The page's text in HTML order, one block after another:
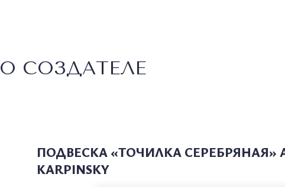
О СОЗДАТЕЛЕ
ПОДВЕСКА «ТОЧИЛКА СЕРЕБРЯНАЯ»
KARPINSKY